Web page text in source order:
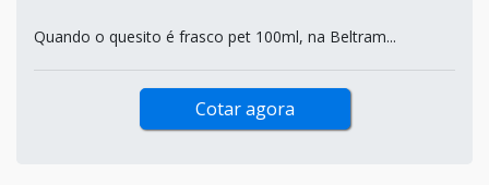
Quando o quesito é frasco pet 100ml, na Beltram...
Cotar agora